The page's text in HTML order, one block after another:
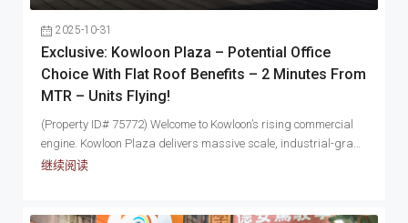
2025-10-31
Exclusive: Kowloon Plaza – Potential Office
Choice With Flat Roof Benefits – 2 Minutes From
MTR – Units Flying!
(Property ID# 75772) Welcome to Kowloon’s rising commercial
engine. Kowloon Plaza delivers massive scale, industrial-grade
infrastructure, and MTR-doorstep access —...
继续阅读